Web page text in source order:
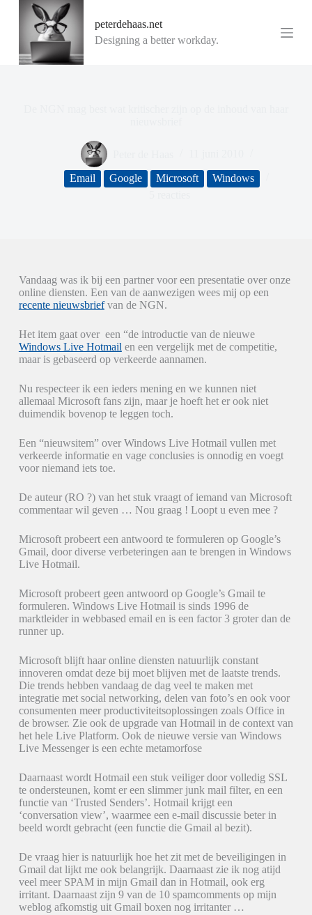
peterdehaas.net
Designing a better workday.
Email Google Microsoft
Windows
Vandaag was ik bij een partner voor een presentatie over onze
online diensten. Een van de aanwezigen wees mij op een
recente nieuwsbriefvan de NGN.
Het item gaat over een “de introductie van de nieuwe
Windows Live Hotmail en een vergelijk met de competitie,
maar is gebaseerd op verkeerde aannamen.
Nu respecteer ik een ieders mening en we kunnen niet
allemaal Microsoft fans zijn, maar je hoeft het er ook niet
duimendik bovenop te leggen toch.
Een “nieuwsitem” over Windows Live Hotmail vullen met
verkeerde informatie en vage conclusies is onnodig en voegt
voor niemand iets toe.
De auteur (RO ?) van het stuk vraagt of iemand van Microsoft
commentaar wil geven … Nou graag ! Loopt u even mee ?
Microsoft probeert een antwoord te formuleren op Google’s
Gmail, door diverse verbeteringen aan te brengen in Windows
Live Hotmail.
Microsoft probeert geen antwoord op Google’s Gmail te
formuleren. Windows Live Hotmail is sinds 1996 de
marktleider in webbased email en is een factor 3 groter dan de
runner up.
Microsoft blijft haar online diensten natuurlijk constant
innoveren omdat deze bij moet blijven met de laatste trends.
Die trends hebben vandaag de dag veel te maken met
integratie met social networking, delen van foto’s en ook voor
consumenten meer productiviteitsoplossingen zoals Office in
de browser. Zie ook de upgrade van Hotmail in de context van
het hele Live Platform. Ook de nieuwe versie van Windows
Live Messenger is een echte metamorfose
Daarnaast wordt Hotmail een stuk veiliger door volledig SSL
te ondersteunen, komt er een slimmer junk mail filter, en een
functie van ‘Trusted Senders’. Hotmail krijgt een
‘conversation view’, waarmee een e-mail discussie beter in
beeld wordt gebracht (een functie die Gmail al bezit).
De vraag hier is natuurlijk hoe het zit met de beveiligingen in
Gmail dat lijkt me ook belangrijk. Daarnaast zie ik nog atijd
veel meer SPAM in mijn Gmail dan in Hotmail, ook erg
irritant. Daarnaast zijn 9 van de 10 spamcomments op mijn
weblog afkomstig uit Gmail boxen nog irritanter …